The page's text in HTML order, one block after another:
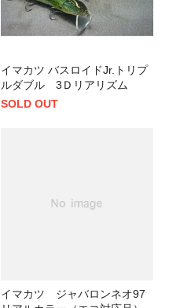
イマカツ バスロイドJr.トリプ
ルダブル 3Ｄリアリズム
SOLD OUT
イマカツ ジャバロンネオ97